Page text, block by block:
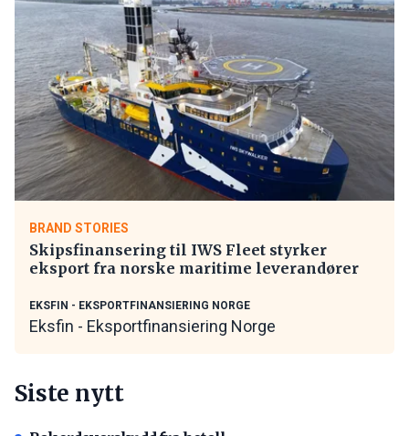
BRAND STORIES
Skipsfinansering til IWS Fleet styrker
eksport fra norske maritime leverandører
EKSFIN - EKSPORTFINANSIERING NORGE
Eksfin - Eksportfinansiering Norge
Siste nytt